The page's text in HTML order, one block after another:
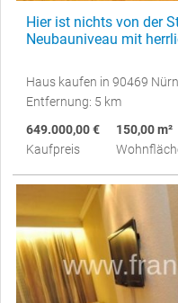
Hier ist nichts von der
Neubauniveau mit
Haus kaufen in 90469
Entfernung: 5 km
649.000,00 €
Kaufpreis
150,00 m²